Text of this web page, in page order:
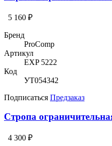
5 160 ₽
Бренд
ProComp
Артикул
EXP 5222
Код
УТ054342
Подписаться Предзаказ
Стропа
4 300 ₽